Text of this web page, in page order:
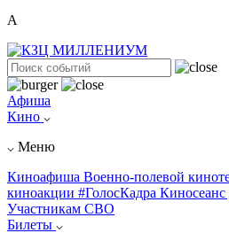
А
Афиша
Кино
Меню
Киноафиша Военно-полевой
киноакции #ГолосКадра Киносеанс
Участникам СВО
Билеты